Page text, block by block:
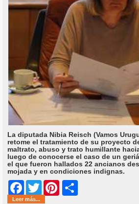
La diputada Nibia Reisch (Vamos
retome el tratamiento de su proyecto
maltrato, abuso y trato humillante
luego de conocerse el caso de un
el que fueron hallados 22 ancianos
mojada y en condiciones indignas.
Facebook
Twitter Pinterest
Leer más...